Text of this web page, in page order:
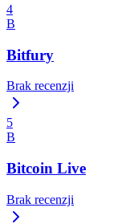
4
B
Bitfury
Brak recenzji
5
B
Bitcoin Live
Brak recenzji